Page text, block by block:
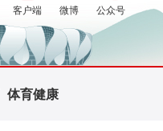
客户端 微博 公众号
体育健康